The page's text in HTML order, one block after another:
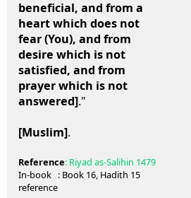
beneficial, and from a
heart which does not
fear (You), and from
desire which is not
satisfied, and from
prayer which is not
answered]."
[Muslim].
Reference: Riyad as-Salihin 1479
In-book
reference
: Book 16, Hadith 15